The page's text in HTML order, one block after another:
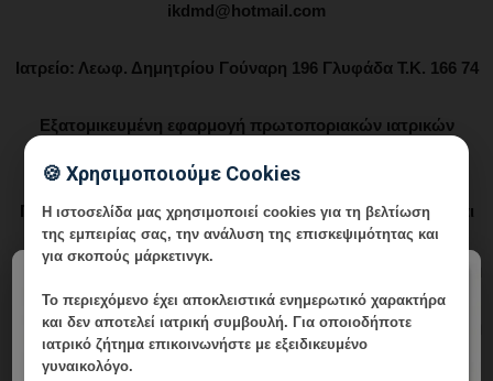
ikdmd@hotmail.com
Ιατρείο: Λεωφ. Δημητρίου Γούναρη 196 Γλυφάδα Τ.Κ. 166 74
Εξατομικευμένη εφαρμογή πρωτοποριακών ιατρικών
Γυναικολογία - Μαιευτική - Εξατομικευμένη Διερεύνηση και
Αντιμετώπιση Ανδρικής και Γυναικείας Υπογονιμότητας -
Υποβοηθούμενη Αναπαραγωγή -Επιγενετική - Εφαρμοσμένη
Γυναικολογική Βιοχημεία – Ενδοκρινολογία - Μικροθρεπτική
και Ιατρική Διατροφή στην Κύηση, την Υπογονιμότητα και τη
Γυναικολογία - Συνεργάτης Μαιευτηρίων "Μητέρα" και
🍪 Χρησιμοποιούμε Cookies
Η ιστοσελίδα μας χρησιμοποιεί cookies για τη βελτίωση
της εμπειρίας σας, την ανάλυση της επισκεψιμότητας και
για σκοπούς μάρκετινγκ.
Το περιεχόμενο έχειαποκλειστικά ενημερωτικό χαρακτήρα
και δεν αποτελεί ιατρική συμβουλή. Για οποιοδήποτε
ιατρικό ζήτημα επικοινωνήστε με εξειδικευμένο
γυναικολόγο.